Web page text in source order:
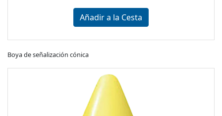
Añadir a la Cesta
Boya de señalización cónica